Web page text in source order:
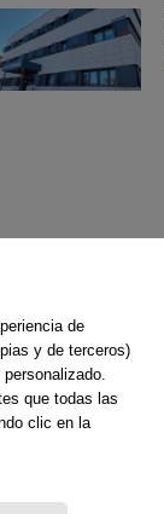
de
y de terceros)
que todas las
clic en la